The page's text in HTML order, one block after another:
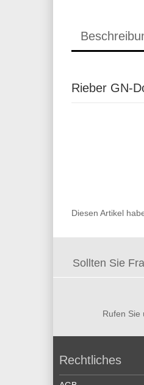
Rieber GN-
Diesen Artikel
Sollten Sie
Rufen Sie
Rechtliches